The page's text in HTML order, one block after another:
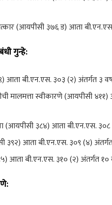
(आयपीसी ३७६ ड) आता
गुन्हे:
आता बी.एन.एस. ३०३ (२) अंतर्गत ३
मालमत्ता स्वीकारणे (आयपीसी
(आयपीसी ३८४) आता बी.एन.एस.
३९२) आता बी.एन.एस. ३०९ (४) अंतर्गत
आता बी.एन.एस. ३१० (२) अंतर्गत १०